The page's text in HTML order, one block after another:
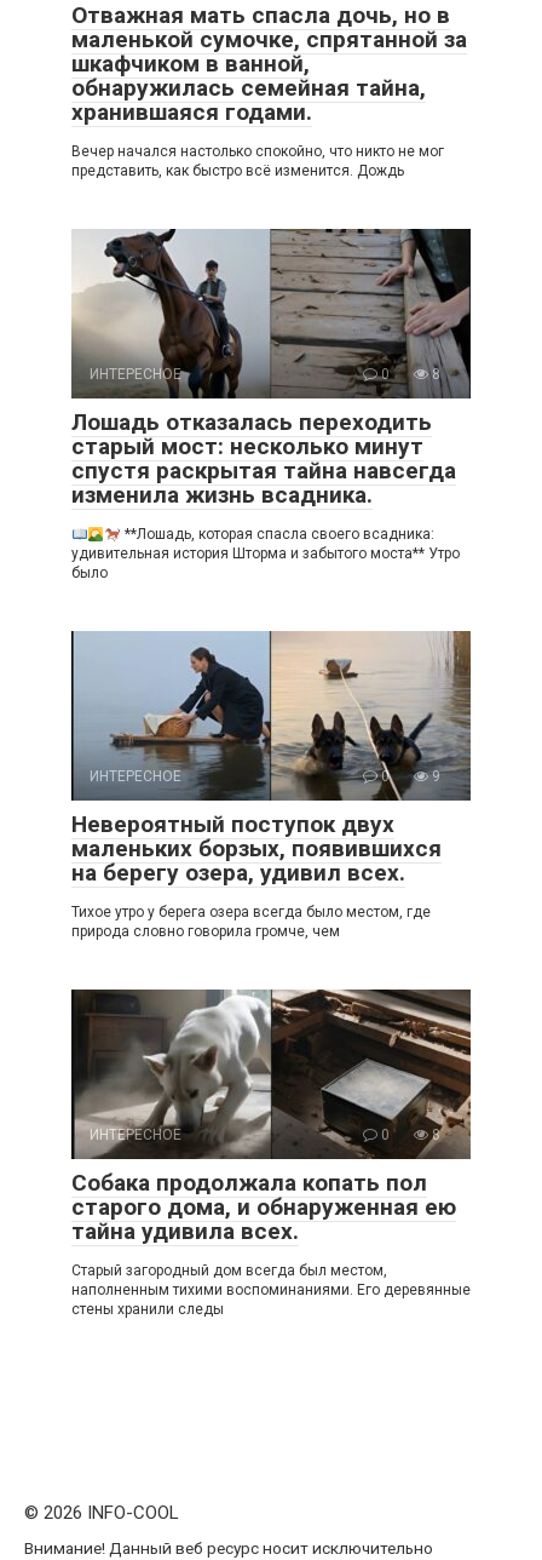
Отважная мать спасла дочь, но в
маленькой сумочке, спрятанной за
шкафчиком в ванной,
обнаружилась семейная тайна,
хранившаяся годами.
Вечер начался настолько спокойно, что никто не мог
представить, как быстро всё изменится. Дождь
ИНТЕРЕСНОЕ 0 8
Лошадь отказалась переходить
старый мост: несколько минут
спустя раскрытая тайна навсегда
изменила жизнь всадника.
**Лошадь, которая спасла своего всадника:
удивительная история Шторма и забытого моста** Утро
было
ИНТЕРЕСНОЕ 0 9
Невероятный поступок двух
маленьких борзых, появившихся
на берегу озера, удивил всех.
Тихое утро у берега озера всегда было местом, где
природа словно говорила громче, чем
ИНТЕРЕСНОЕ 0 8
Собака продолжала копать пол
старого дома, и обнаруженная ею
тайна удивила всех.
Старый загородный дом всегда был местом,
наполненным тихими воспоминаниями. Его деревянные
стены хранили следы
© 2026 INFO-COOL
Внимание! Данный веб ресурс носит исключительно